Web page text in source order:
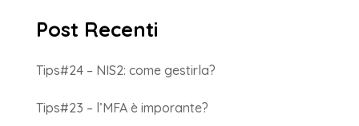
Post Recenti
Tips#24 – NIS2: come gestirla?
Tips#23 – l’MFA è imporante?